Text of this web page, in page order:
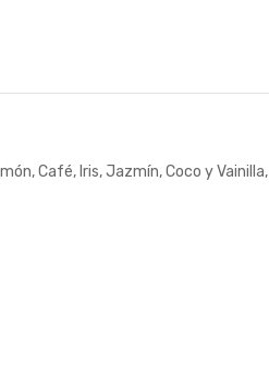
Café, Iris, Jazmín, Coco y Vainilla,